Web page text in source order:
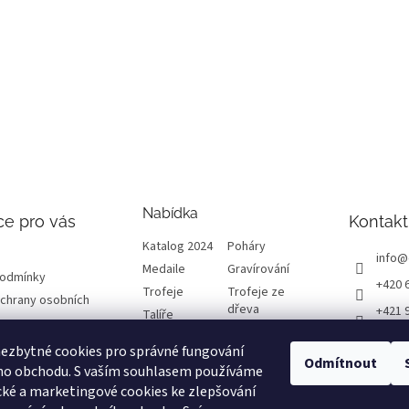
cookies pro správné fungování
obchodu. S vaším souhlasem používáme
a marketingové cookies ke zlepšování
Odmítnout
pro vás
osobních
Nabídka
Katalog 2024
Poháry
Medaile
Gravírování
Trofeje
Trofeje ze
dřeva
Talíře
Emblémy
Výprodej
Kontakt
info@
+420
+421